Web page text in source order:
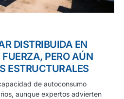
DISTRIBUIDA EN
PERO AÚN
ESTRUCTURALES
de autoconsumo
aunque expertos advierten